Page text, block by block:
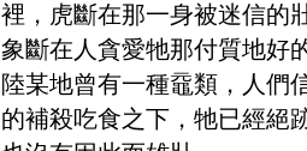
裡，虎斷在那一身被迷信的
象斷在人貪愛牠那付質地
陸某地曾有一種黿類，人們
的補殺吃食之下，牠已經絕